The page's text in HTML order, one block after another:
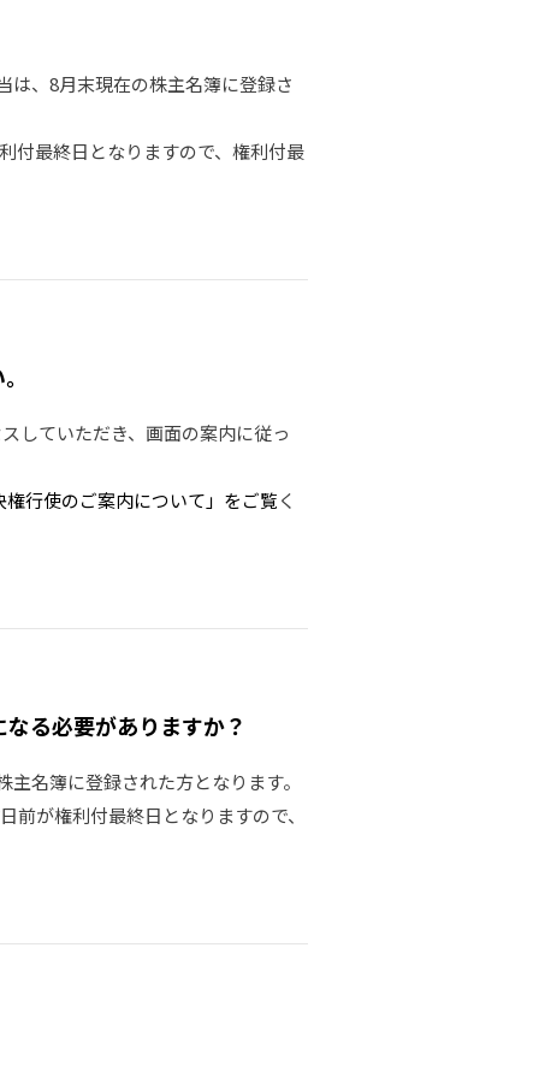
は、8月末現在の株主名簿に登録さ
付最終日となりますので、権利付最
していただき、画面の案内に従っ
行使のご案内について」をご覧く
る必要がありますか？
名簿に登録された方となります。
が権利付最終日となりますので、